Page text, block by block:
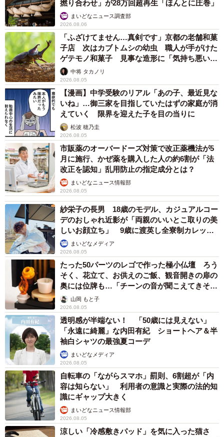
撚り合わせ」が28万回超再生「ほんとに圧巻」
まいどなニュース調査部
2026.08.06
「ふざけてません…真剣です」京都の老舗和菓
子店 次はカブトムシの幼虫 職人が手がけた
ゲテモノ和菓子 見事な造形に「気持ち悪いく
らいリアル」
中将 タカノリ
2026.08.05
【漫画】中学受験のリアル「あの子、最近見な
いね」…御三家を目指していたはずの家庭が消
えていく 限界を迎えた子を目の当りに
松波 穂乃圭
2026.08.05
市販薬のオーバードーズ対策で改正薬機法が5
月に施行、かぜ薬を購入した人の約6割が「法
改正を認知」乱用防止の指定成分とは？
まいどなニュース情報部
2026.08.05
紗栄子の長男 18歳のモデル、カジュアルコー
デのおしゃれ近影が「両親のいいとこ取りの美
しいお顔立ち」 9歳に渡英し全寮制カレッジ
で学ぶまいどなメディア
2026.08.05
たった50パーツのレゴで作った極小仏壇 ろう
そく、花立て、お供えのご飯、観音開きの扉の
奥には位牌も…「チーンの音が聞こえてきそ
う」山岡 もと子
2026.08.05
透明感が半端ない！ 「50歳には見えない」
「永遠に綺麗」な内田有紀 ショートヘア＆半
袖白シャツの最強夏コーデ
まいどなメディア
2026.08.05
自転車の「ながらスマホ」罰則、6割超が「内
容は知らない」 利用者の意識と実際の法的知
識にギャップ大きく
まいどなニュース情報部
2026.08.05
涼しい「冷感敷きパッド」を気に入った猫さ